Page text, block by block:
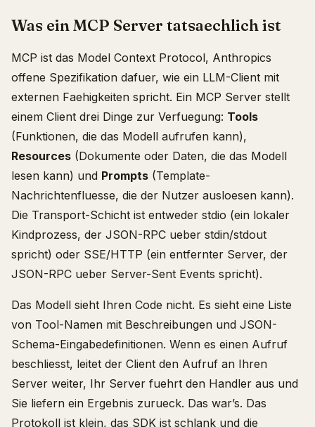
Was ein MCP Server tatsaechlich ist
MCP ist das Model Context Protocol, Anthropics
offene Spezifikation dafuer, wie ein LLM-Client mit
externen Faehigkeiten spricht. Ein MCP Server stellt
einem Client drei Dinge zur Verfuegung: Tools
(Funktionen, die das Modell aufrufen kann),
Resources (Dokumente oder Daten, die das Modell
lesen kann) und Prompts (Template-
Nachrichtenfluesse, die der Nutzer ausloesen kann).
Die Transport-Schicht ist entweder stdio (ein lokaler
Kindprozess, der JSON-RPC ueber stdin/stdout
spricht) oder SSE/HTTP (ein entfernter Server, der
JSON-RPC ueber Server-Sent Events spricht).
Das Modell sieht Ihren Code nicht. Es sieht eine Liste
von Tool-Namen mit Beschreibungen und JSON-
Schema-Eingabedefinitionen. Wenn es einen Aufruf
beschliesst, leitet der Client den Aufruf an Ihren
Server weiter, Ihr Server fuehrt den Handler aus und
Sie liefern ein Ergebnis zurueck. Das war’s. Das
Protokoll ist klein, das SDK ist schlank und die